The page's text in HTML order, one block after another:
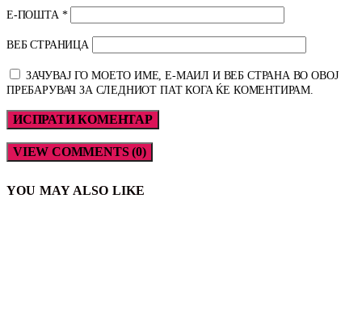
Е-ПОШТА *
ВЕБ СТРАНИЦА
ЗАЧУВАЈ ГО МОЕТО ИМЕ, Е-МАИЛ И ВЕБ СТРАНА ВО ОВОЈ
ПРЕБАРУВАЧ ЗА СЛЕДНИОТ ПАТ КОГА ЌЕ КОМЕНТИРАМ.
VIEW COMMENTS (0)
YOU MAY ALSO LIKE